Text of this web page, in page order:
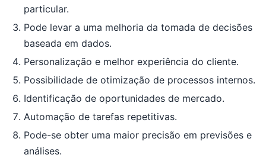
particular.
Pode levar a uma melhoria da tomada de decisões
baseada em dados.
Personalização e melhor experiência do cliente.
Possibilidade de otimização de processos internos.
Identificação de oportunidades de mercado.
Automação de tarefas repetitivas.
Pode-se obter uma maior precisão em previsões e
análises.